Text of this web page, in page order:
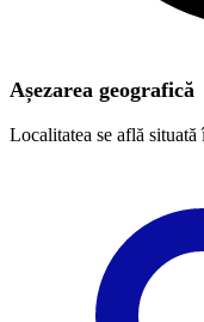
Așezarea geografică
Localitatea se află